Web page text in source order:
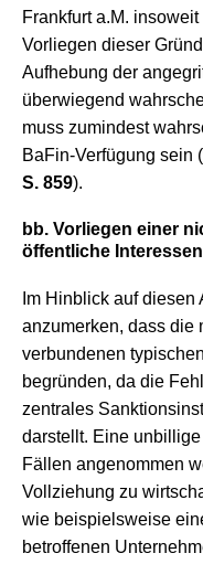
Frankfurt a.M.
Vorliegen dieser
Aufhebung der
überwiegend
muss zumindest
BaFin-Verfügung sein
S. 859).
bb. Vorliegen einer
öffentliche
Im Hinblick auf
anzumerken, dass die
verbundenen
begründen, da die
zentrales
darstellt. Eine
Fällen angenommen
Vollziehung zu
wie beispielsweise
betroffenen